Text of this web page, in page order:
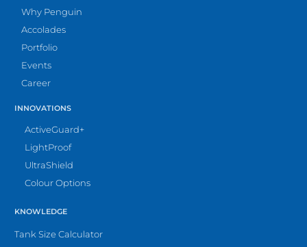
Why Penguin
Accolades
Portfolio
Events
Career
INNOVATIONS
ActiveGuard+
LightProof
UltraShield
Colour Options
KNOWLEDGE
Tank Size Calculator